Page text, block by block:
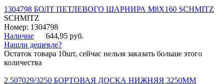
1304798 БОЛТ ПЕТЛЕВОГО ШАРНИРА М8Х160 SCHMITZ
SCHMITZ
Номер: 1304798
Наличие
644,95 руб.
Нашли дешевле?
Остаток товара 10шт, сейчас нельзя заказать больше этого
количества
2.507029/3250 БОРТОВАЯ ДОСКА НИЖНЯЯ 3250ММ